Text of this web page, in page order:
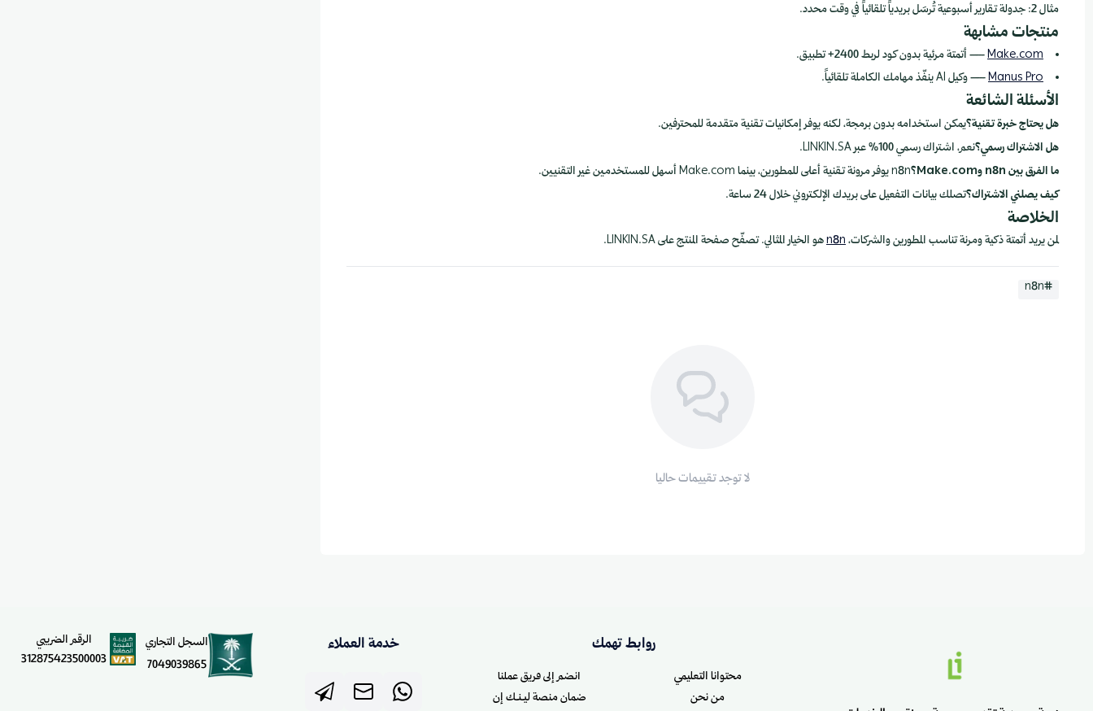
مثال 2: جدولة تقارير أسبوعية تُرسَل بريدياً تلقائياً في وقت محدد.
منتجات مشابهة
Make.com— أتمتة مرئية بدون كود لربط 2400+ تطبيق.
Manus Pro— وكيل AI ينفّذ مهامك الكاملة تلقائياً.
الأسئلة الشائعة
هل يحتاج خبرة تقنية؟يمكن استخدامه بدون برمجة، لكنه يوفر إمكانيات تقنية متقدمة للمحترفين.
هل الاشتراك رسمي؟نعم، اشتراك رسمي 100% عبر LINKIN.SA.
ما الفرق بين n8n وMake.com؟ n8n يوفر مرونة تقنية أعلى للمطورين، بينما Make.com أسهل للمستخدمين غير التقنيين.
كيف يصلني الاشتراك؟تصلك بيانات التفعيل على بريدك الإلكتروني خلال 24 ساعة.
الخلاصة
لمن يريد أتمتة ذكية ومرنة تناسب المطورين والشركات،n8nهو الخيار المثالي. تصفّح صفحة المنتج على LINKIN.SA.
#n8n
لا توجد تقييمات حاليا
روابط تهمك
محتوانا التعليمي
من نحن
انضم إلى فريق عملنا
ضمان منصة ليـنـك إن
خدمة العملاء
السجل التجاري
7049039865
الرقم الضريبي
312875423500003